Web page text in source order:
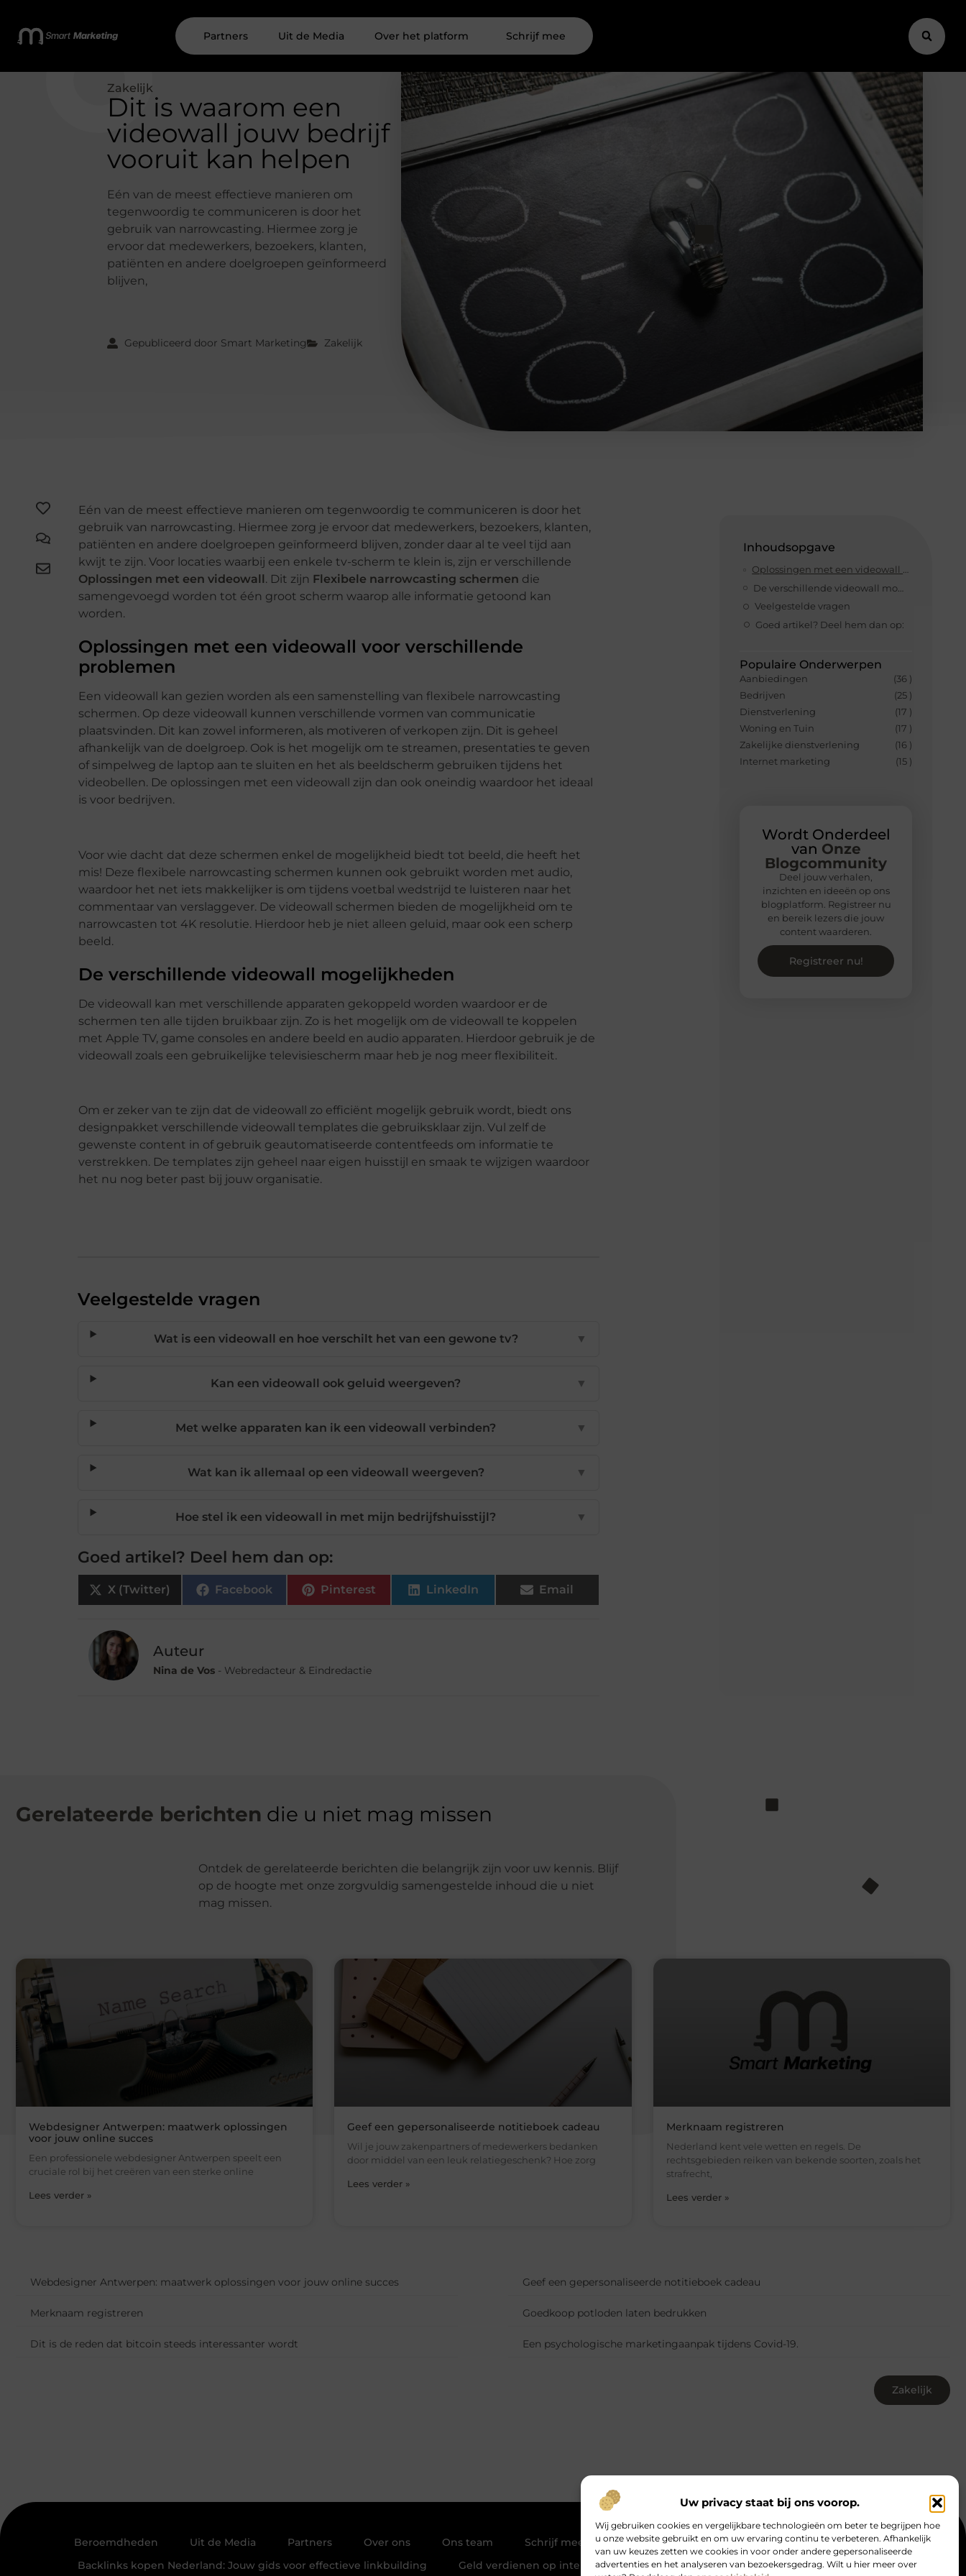
Uw privacy staat bij ons voorop.
Wij gebruiken cookies en vergelijkbare technologieën om beter te begrijpen hoe
u onze website gebruikt en om uw ervaring continu te verbeteren. Afhankelijk
van uw keuzes zetten we cookies in voor onder andere gepersonaliseerde
advertenties en het analyseren van bezoekersgedrag. Wilt u hier meer over
Partners Uit de Media Over het platform Schrijf mee
Zakelijk
Dit is waarom een
videowall jouw bedrijf
vooruit kan helpen
Eén van de meest effectieve manieren om
tegenwoordig te communiceren is door het
gebruik van narrowcasting. Hiermee zorg je
ervoor dat medewerkers, bezoekers, klanten,
patiënten en andere doelgroepen geïnformeerd
blijven,
Gepubliceerd door Smart Marketing Zakelijk
Inhoudsopgave
Oplossingen met een videowall voor verschillende problemen
Veelgestelde vragen
Goed artikel? Deel hem dan op:
Populaire Onderwerpen
Aanbiedingen
(36 )
Bedrijven
(25 )
Dienstverlening
(17 )
Woning en Tuin
(17 )
Zakelijke dienstverlening
(16 )
Internet marketing
(15 )
Wordt Onderdeel
van Onze
Blogcommunity
Deel jouw verhalen,
inzichten en ideeën op ons
blogplatform. Registreer nu
en bereik lezers die jouw
content waarderen.
Registreer nu!
Eén van de meest effectieve manieren om tegenwoordig te communiceren is door het
gebruik van narrowcasting. Hiermee zorg je ervoor dat medewerkers, bezoekers, klanten,
patiënten en andere doelgroepen geïnformeerd blijven, zonder daar al te veel tijd aan
kwijt te zijn. Voor locaties waarbij een enkele tv-scherm te klein is, zijn er verschillende
Oplossingen met een videowall. Dit zijn Flexibele narrowcasting schermen die
samengevoegd worden tot één groot scherm waarop alle informatie getoond kan
worden.
Oplossingen met een videowall voor verschillende
problemen
Een videowall kan gezien worden als een samenstelling van flexibele narrowcasting
schermen. Op deze videowall kunnen verschillende vormen van communicatie
plaatsvinden. Dit kan zowel informeren, als motiveren of verkopen zijn. Dit is geheel
afhankelijk van de doelgroep. Ook is het mogelijk om te streamen, presentaties te geven
of simpelweg de laptop aan te sluiten en het als beeldscherm gebruiken tijdens het
videobellen. De oplossingen met een videowall zijn dan ook oneindig waardoor het ideaal
is voor bedrijven.
Voor wie dacht dat deze schermen enkel de mogelijkheid biedt tot beeld, die heeft het
mis! Deze flexibele narrowcasting schermen kunnen ook gebruikt worden met audio,
waardoor het net iets makkelijker is om tijdens voetbal wedstrijd te luisteren naar het
commentaar van verslaggever. De videowall schermen bieden de mogelijkheid om te
narrowcasten tot 4K resolutie. Hierdoor heb je niet alleen geluid, maar ook een scherp
beeld.
De verschillende videowall mogelijkheden
De videowall kan met verschillende apparaten gekoppeld worden waardoor er de
schermen ten alle tijden bruikbaar zijn. Zo is het mogelijk om de videowall te koppelen
met Apple TV, game consoles en andere beeld en audio apparaten. Hierdoor gebruik je de
videowall zoals een gebruikelijke televisiescherm maar heb je nog meer flexibiliteit.
Om er zeker van te zijn dat de videowall zo efficiënt mogelijk gebruik wordt, biedt ons
designpakket verschillende videowall templates die gebruiksklaar zijn. Vul zelf de
gewenste content in of gebruik geautomatiseerde contentfeeds om informatie te
verstrekken. De templates zijn geheel naar eigen huisstijl en smaak te wijzigen waardoor
het nu nog beter past bij jouw organisatie.
Veelgestelde vragen
Wat is een videowall en hoe verschilt het van een gewone tv? ▼
Kan een videowall ook geluid weergeven? ▼
Met welke apparaten kan ik een videowall verbinden? ▼
Wat kan ik allemaal op een videowall weergeven? ▼
Hoe stel ik een videowall in met mijn bedrijfshuisstijl? ▼
Goed artikel? Deel hem dan op:
X (Twitter) Facebook Pinterest LinkedIn Email
Auteur
Nina de Vos - Webredacteur & Eindredactie
Gerelateerde berichten die u niet mag missen
Ontdek de gerelateerde berichten die belangrijk zijn voor uw kennis. Blijf
op de hoogte met onze zorgvuldig samengestelde inhoud die u niet
mag missen.
Webdesigner Antwerpen: maatwerk oplossingen
voor jouw online succes
Een professionele webdesigner Antwerpen speelt een
cruciale rol bij het creëren van een sterke online
Lees verder »
Geef een gepersonaliseerde notitieboek cadeau
Wil je jouw zakenpartners of medewerkers bedanken
door middel van een leuk relatiegeschenk? Hoe zorg
Lees verder »
Merknaam registreren
Nederland kent vele wetten en regels. De
rechtsgebieden reiken van bekende soorten, zoals het
strafrecht,
Lees verder »
Webdesigner Antwerpen: maatwerk oplossingen voor jouw online succes Geef een gepersonaliseerde notitieboek cadeau
Merknaam registreren Goedkoop potloden laten bedrukken
Dit is de reden dat bitcoin steeds interessanter wordt Een psychologische marketingaanpak tijdens Covid-19.
Zakelijk
Beroemdheden Uit de Media Partners Over ons Ons team Schrijf mee Contact Website index
Cookiebeleid (EU)
Backlinks kopen Nederland: Jouw gids voor effectieve linkbuilding
Geld verdienen op internet: Jouw complete gids om online inkomen te genereren